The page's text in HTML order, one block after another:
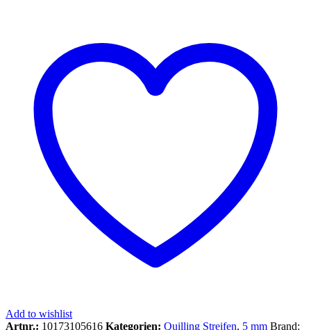
Add to wishlist
Artnr.: 10173105616 Kategorien: Quilling Streifen, 5 mm Brand: